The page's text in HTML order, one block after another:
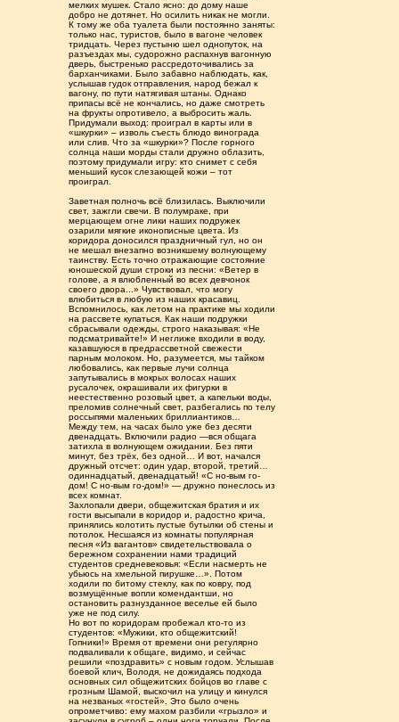
мелких мушек. Стало ясно: до дому наше
добро не дотянет. Но осилить никак не могли.
К тому же оба туалета были постоянно заняты:
только нас, туристов, было в вагоне человек
тридцать. Через пустыню шел однопуток, на
разъездах мы, судорожно распахнув вагонную
дверь, быстренько рассредоточивались за
барханчиками. Было забавно наблюдать, как,
услышав гудок отправления, народ бежал к
вагону, по пути натягивая штаны. Однако
припасы всё не кончались, но даже смотреть
на фрукты опротивело, а выбросить жаль.
Придумали выход: проиграл в карты или в
«шкурки» – изволь съесть блюдо винограда
или слив. Что за «шкурки»? После горного
солнца наши морды стали дружно облазить,
поэтому придумали игру: кто снимет с себя
меньший кусок слезающей кожи – тот
проиграл.
Заветная полночь всё близилась. Выключили
свет, зажгли свечи. В полумраке, при
мерцающем огне лики наших подружек
озарили мягкие иконописные цвета. Из
коридора доносился праздничный гул, но он
не мешал внезапно возникшему волнующему
таинству. Есть точно отражающие состояние
юношеской души строки из песни: «Ветер в
голове, а я влюбленный во всех девчонок
своего двора...» Чувствовал, что могу
влюбиться в любую из наших красавиц.
Вспомнилось, как летом на практике мы ходили
на рассвете купаться. Как наши подружки
сбрасывали одежды, строго наказывая: «Не
подсматривайте!» И неглиже входили в воду,
казавшуюся в предрассветной свежести
парным молоком. Но, разумеется, мы тайком
любовались, как первые лучи солнца
запутывались в мокрых волосах наших
русалочек, окрашивали их фигурки в
неестественно розовый цвет, а капельки воды,
преломив солнечный свет, разбегались по телу
россыпями маленьких бриллиантиков…
Между тем, на часах было уже без десяти
двенадцать. Включили радио —вся общага
затихла в волнующем ожидании. Без пяти
минут, без трёх, без одной… И вот, начался
дружный отсчет: один удар, второй, третий…
одиннадцатый, двенадцатый! «С но-вым го-
дом! С но-вым го-дом!» — дружно понеслось из
всех комнат.
Захлопали двери, общежитская братия и их
гости высыпали в коридор и, радостно крича,
принялись колотить пустые бутылки об стены и
потолок. Несшаяся из комнаты популярная
песня «Из вагантов» свидетельствовала о
бережном сохранении нами традиций
студентов средневековья: «Если насмерть не
убьюсь на хмельной пирушке…». Потом
ходили по битому стеклу, как по ковру, под
возмущённые вопли комендантши, но
остановить разнузданное веселье ей было
уже не под силу.
Но вот по коридорам пробежал кто-то из
студентов: «Мужики, кто общежитский!
Гопники!» Время от времени они регулярно
подваливали к общаге, видимо, и сейчас
решили «поздравить» с новым годом. Услышав
боевой клич, Володя, не дожидаясь подхода
основных сил общежитских бойцов во главе с
грозным Шамой, выскочил на улицу и кинулся
на незваных «гостей». Это было очень
опрометчиво: ему махом разбили «грызло» и